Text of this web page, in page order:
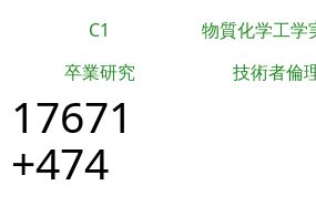
C1 物質化学工学
卒業研究
技術者倫
17671
+474